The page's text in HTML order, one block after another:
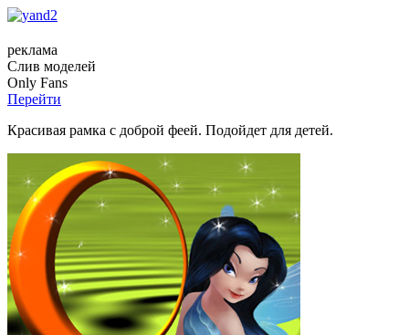
реклама
Слив моделей
Only Fans
Перейти
Красивая рамка с доброй феей. Подойдет для детей.